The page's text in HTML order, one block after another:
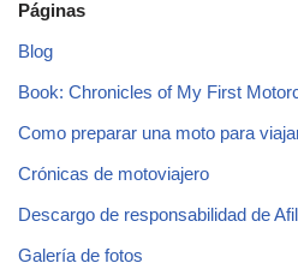
Páginas
Blog
Book: Chronicles of My First
Como preparar una moto para
Crónicas de motoviajero
Descargo de responsabilidad de
Galería de fotos